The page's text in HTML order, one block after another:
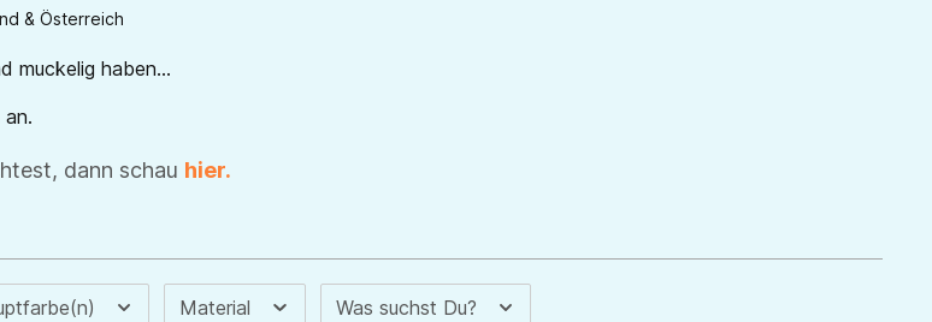
& Österreich
muckelig haben...
an.
dann schau hier.
Material Was suchst Du?